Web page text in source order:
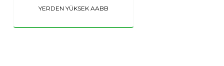
YERDEN YÜKSEK AABB